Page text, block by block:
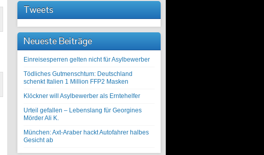
Tweets
Neueste Beiträge
Einreisesperren gelten nicht für Asylbewerber
Tödliches Gutmenschtum: Deutschland
schenkt Italien 1 Million FFP2 Masken
Klöckner will Asylbewerber als Erntehelfer
Urteil gefallen – Lebenslang für Georgines
Mörder Ali K.
München: Axt-Araber hackt Autofahrer halbes
Gesicht ab